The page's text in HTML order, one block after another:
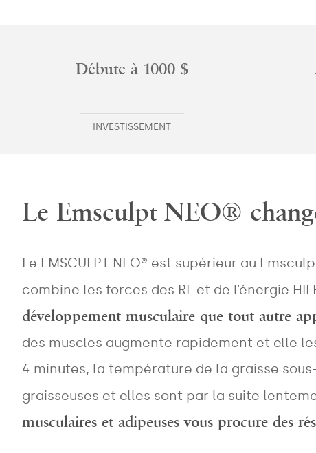
Débute à 1000 $
INVESTISSEMENT
Le Emsculpt NEO®
Le EMSCULPT NEO® est supérieur au
combine les forces des RF et de l’énergie
développement musculaire que tout autre
des muscles augmente rapidement et elle
4 minutes, la température de la graisse
graisseuses et elles sont par la suite
musculaires et adipeuses vous procure des